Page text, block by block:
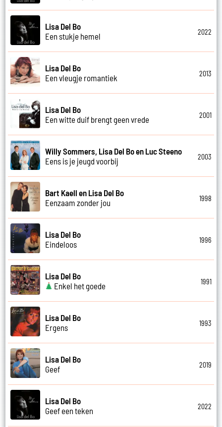
Lisa Del Bo
Een stukje hemel
2022
Lisa Del Bo
Een vleugje romantiek
2013
Lisa Del Bo
Een witte duif brengt geen vrede
2001
Willy Sommers, Lisa Del Bo en Luc Steeno
Eens is je jeugd voorbij
2003
Bart Kaell en Lisa Del Bo
Eenzaam zonder jou
1998
Lisa Del Bo
Eindeloos
1996
Lisa Del Bo
Enkel het goede
1991
Lisa Del Bo
Ergens
1993
Lisa Del Bo
Geef
2019
Lisa Del Bo
Geef een teken
2022